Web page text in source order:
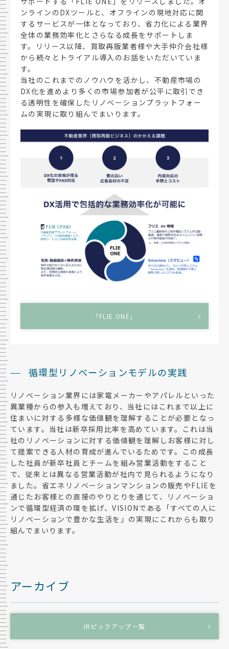
ンラインのDXツールと、オフラインの現地対応に関
するサービスが一体となっており、省力化による業界
全体の業務効率化とさらなる成長をサポートしま
す。リリース以降、買取再販業者様や大手仲介会社様
から続々とトライアル導入のお話をいただいていま
す。
当社のこれまでのノウハウを活かし、不動産市場の
DX化を進めより多くの市場参加者が公平に取引でき
る透明性を確保したリノベーションプラットフォー
ムの実現に取り組んでまいります。
「FLIE ONE」
循環型リノベーションモデルの実践
リノベーション業界には家電メーカーやアパレルといった
異業種からの参入も増えており、当社にはこれまで以上に
住まいに対する多様な価値観を理解することが必要となっ
ています。当社は新卒採用比率を高めています。これは当
社のリノベーションに対する価値観を理解しお客様に対し
て提案できる人材の育成が進んでいるためです。この成長
した社員が新卒社員とチームを組み営業活動をすること
で、従来とは異なる営業活動が社内で見られるようになり
ました。省エネリノベーションマンションの販売やFLIEを
通じたお客様との直接のやりとりを通じて、リノベーショ
ンで循環型経済の環を拡げ、VISIONである「すべての人に
リノベーションで豊かな生活を」の実現にこれからも取り
組んでまいります。
アーカイブ
IRピックアップ一覧